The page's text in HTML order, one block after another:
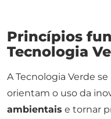
Princípios
Tecnologia
A Tecnologia Verde
orientam o uso da
ambientais e tornar